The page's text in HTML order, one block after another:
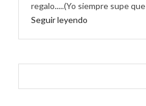
regalo.....(Yo siempre supe
Seguir leyendo